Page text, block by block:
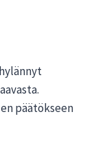
päätökseen